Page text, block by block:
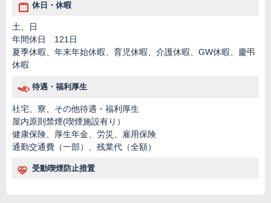
休日・休暇
土、日
年間休日 121日
夏季休暇、年末年始休暇、育児休暇、介護休暇、GW休暇、慶弔
休暇
待遇・福利厚生
社宅、寮、その他待遇・福利厚生
屋内原則禁煙(喫煙施設有り）
健康保険、厚生年金、労災、雇用保険
通勤交通費（一部）、残業代（全額）
受動喫煙防止措置